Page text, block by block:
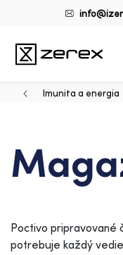
Imunita a energia
Poctivo pripravované
potrebuje každý